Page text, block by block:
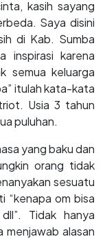
kasih sayang
Saya disini
di Kab. Sumba
inspirasi karena
semua keluarga
itulah kata-kata
Usia 3 tahun
puluhan.
yang baku dan
orang tidak
sesuatu
“kenapa om bisa
Tidak hanya
menjawab alasan